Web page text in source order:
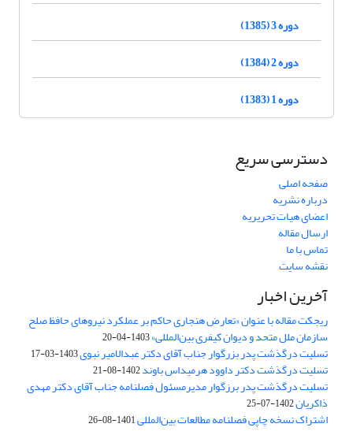
دوره 3 (1385)
دوره 2 (1384)
دوره 1 (1383)
دسترسی سریع
صفحه اصلی
درباره نشریه
اعضای هیات تحریریه
ارسال مقاله
تماس با ما
نقشه سایت
آخرین اخبار
ریجکت مقاله با عنوان «تعارض هنجاری حاکم بر عملکرد نیروهای حافظ صلح
سازمان ملل متحد و دیوان کیفری بین‌المللی»1403-04-20
تسلیت درگذشت پدر بزرگوار جناب آقای دکتر عبدالامیر نبوی1403-03-17
تسلیت درگذشت دکتر داوود هرمیداس باوند1402-08-21
تسلیت درگذشت پدر برزگوار مدیرمسئول فصلنامه جناب آقای دکتر مهدی
ذاکریان1402-07-25
اشتراک نسخه چاپی فصلنامه مطالعات بین‌المللی1401-08-26